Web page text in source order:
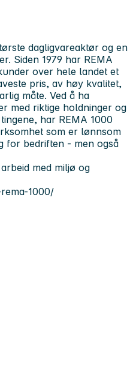
dagligvareaktør og en
Siden 1979 har REMA
over hele landet et
pris, av høy kvalitet,
måte. Ved å ha
med riktige holdninger og
har REMA 1000
som er lønnsom
for bedriften - men også
med miljø og
1000/